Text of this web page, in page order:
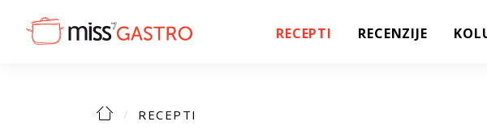
RECEPTI RECENZIJE
RECEPTI